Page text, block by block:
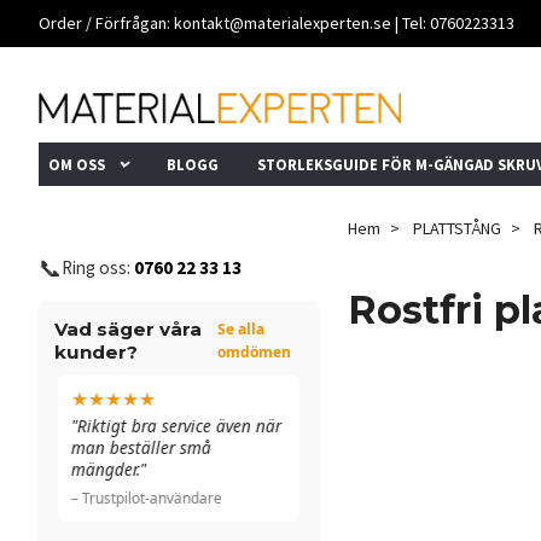
Order / Förfrågan: kontakt@materialexperten.se | Tel: 0760223313
OM OSS BLOGG STORLEKSGUIDE FÖR M-GÄNGAD
📞Ring oss: 0760 22 33 13
Vad säger våra
kunder?
Se alla
omdömen
★★★★★
"Riktigt bra service även när
man beställer små
mängder."
– Trustpilot-användare
Hem PLATTSTÅNG
Rostfri